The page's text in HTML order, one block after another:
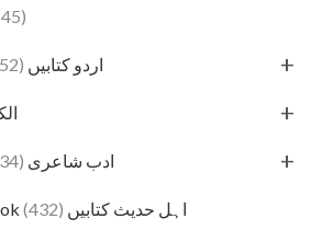
Urdu Books اردو کتابیں (5852) +
+
Adab Shayri ادب شاعری (3234) +
Ahle Hadees Book اہل حدیث کتابیں (432)